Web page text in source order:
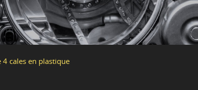
4 cales en plastique